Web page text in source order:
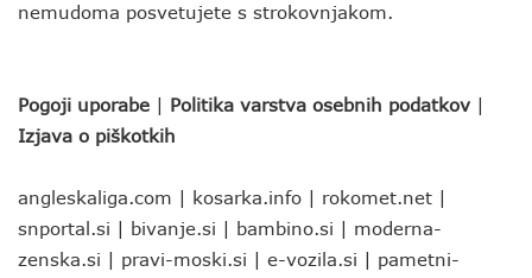
nemudoma posvetujete s strokovnjakom.
Pogoji uporabe | Politika varstva osebnih podatkov |
Izjava o piškotkih
angleskaliga.com | kosarka.info | rokomet.net |
snportal.si | bivanje.si | bambino.si | moderna-
zenska.si | pravi-moski.si | e-vozila.si | pametni-